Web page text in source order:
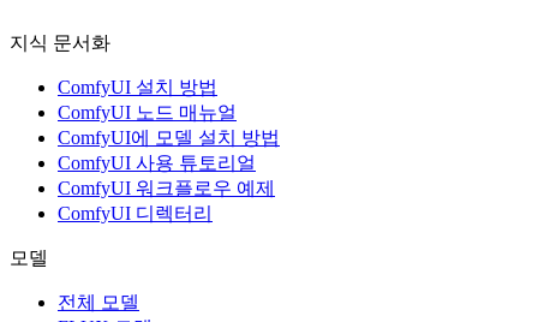
지식 문서화
ComfyUI 설치 방법
ComfyUI 노드 매뉴얼
ComfyUI에 모델 설치 방법
ComfyUI 사용 튜토리얼
ComfyUI 워크플로우 예제
ComfyUI 디렉터리
모델
전체 모델